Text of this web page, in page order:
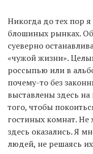
Никогда до тех пор
блошиных рынках.
суеверно
«чужой жизни».
россыпью или в
почему-то без
выставлены здесь
того, чтобы
гостиных комнат. Не
здесь оказались. Я
людей, не решаясь